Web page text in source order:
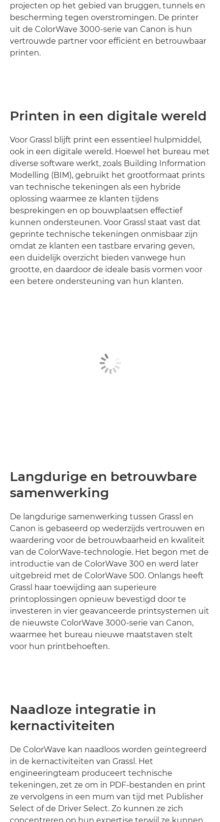
projecten op het gebied van bruggen, tunnels en
bescherming tegen overstromingen. De printer
uit de ColorWave 3000-serie van Canon is hun
vertrouwde partner voor efficiënt en betrouwbaar
printen.
Printen in een digitale wereld
Voor Grassl blijft print een essentieel hulpmiddel,
ook in een digitale wereld. Hoewel het bureau met
diverse software werkt, zoals Building Information
Modelling (BIM), gebruikt het grootformaat prints
van technische tekeningen als een hybride
oplossing waarmee ze klanten tijdens
besprekingen en op bouwplaatsen effectief
kunnen ondersteunen. Voor Grassl staat vast dat
geprinte technische tekeningen onmisbaar zijn
omdat ze klanten een tastbare ervaring geven,
een duidelijk overzicht bieden vanwege hun
grootte, en daardoor de ideale basis vormen voor
een betere ondersteuning van hun klanten.
Langdurige en betrouwbare
samenwerking
De langdurige samenwerking tussen Grassl en
Canon is gebaseerd op wederzijds vertrouwen en
waardering voor de betrouwbaarheid en kwaliteit
van de ColorWave-technologie. Het begon met de
introductie van de ColorWave 300 en werd later
uitgebreid met de ColorWave 500. Onlangs heeft
Grassl haar toewijding aan superieure
printoplossingen opnieuw bevestigd door te
investeren in vier geavanceerde printsystemen uit
de nieuwste ColorWave 3000-serie van Canon,
waarmee het bureau nieuwe maatstaven stelt
voor hun printbehoeften.
Naadloze integratie in
kernactiviteiten
De ColorWave kan naadloos worden geïntegreerd
in de kernactiviteiten van Grassl. Het
engineeringteam produceert technische
tekeningen, zet ze om in PDF-bestanden en print
ze vervolgens in een mum van tijd met Publisher
Select of de Driver Select. Zo kunnen ze zich